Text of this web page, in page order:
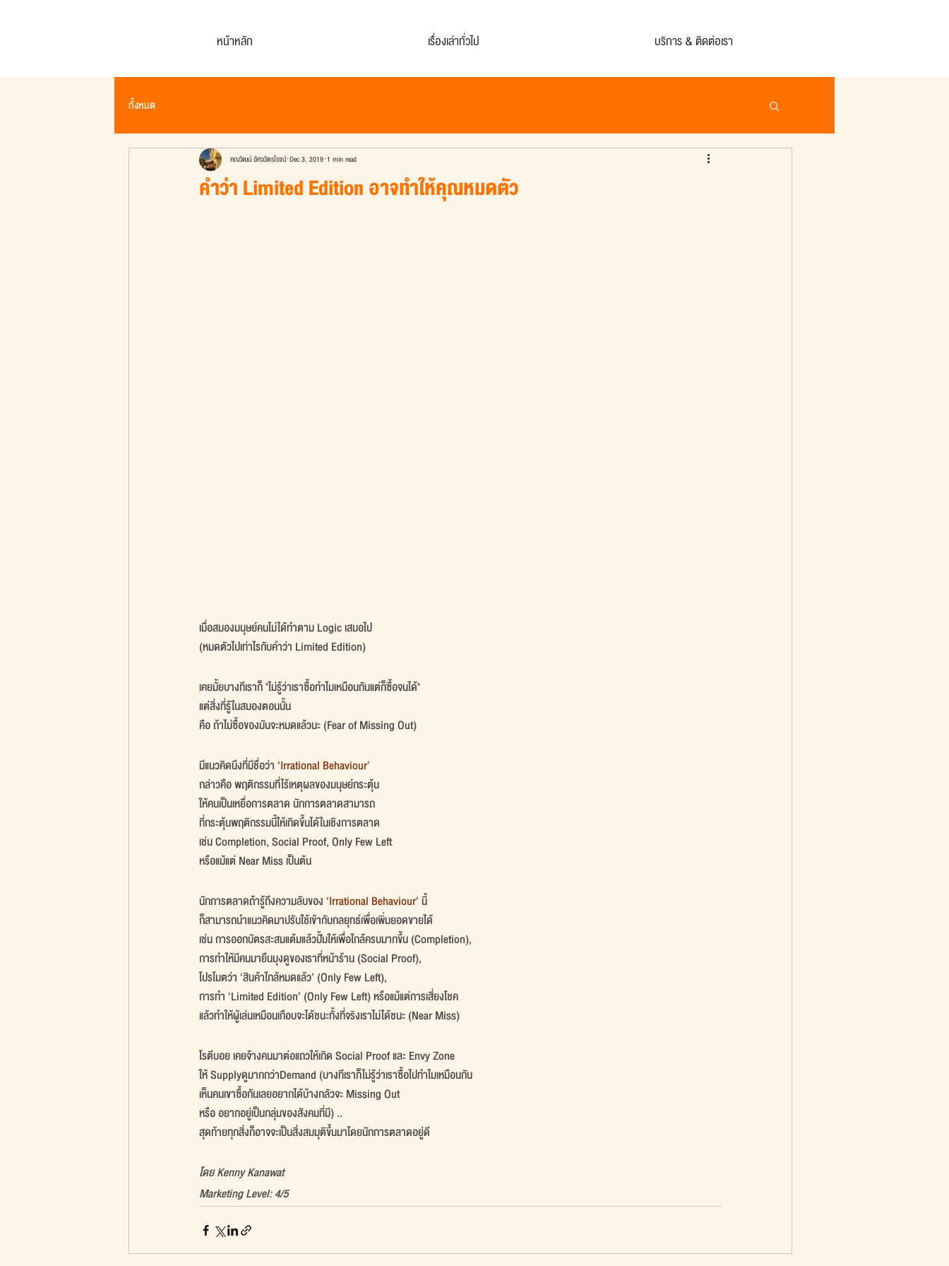
หน้าหลัก เรื่องเล่าทั่วไป บริการ & ติดต่อเรา
ทั้งหมด
คำว่า Limited Edition อาจทำให้คุณหมดตัว
คณวัฒน์ อัศวฉัตรโรจน์ Dec 3, 2019 1 min read
เมื่อสมองมนุษย์คนไม่ได้ทำตาม Logic เสมอไป
(หมดตัวไปเท่าไรกับคำว่า Limited Edition)
เคยมั้ยบางทีเราก็ "ไม่รู้ว่าเราซื้อทำไมเหมือนกันแต่ก็ซื้อจนได้"
แต่สิ่งที่รู้ในสมองตอนนั้น
คือ ถ้าไม่ซื้อของมันจะหมดแล้วนะ (Fear of Missing Out)
มีแนวคิดนึงที่มีชื่อว่า ‘Irrational Behaviour’
กล่าวคือ พฤติกรรมที่ไร้เหตุผลของมนุษย์กระตุ้น
ให้คนเป็นเหยื่อการตลาด นักการตลาดสามารถ
ที่กระตุ้นพฤติกรรมนี้ให้เกิดขึ้นได้ในเชิงการตลาด
เช่น Completion, Social Proof, Only Few Left
หรือแม้แต่ Near Miss เป็นต้น
นักการตลาดถ้ารู้ถึงความลับของ ‘Irrational Behaviour’ นี้
ก็สามารถนำแนวคิดมาปรับใช้เข้ากับกลยุทธ์เพื่อเพิ่มยอดขายได้
เช่น การออกบัตรสะสมแต้มแล้วปั้มให้เพื่อใกล้ครบมากขึ้น (Completion),
การทำให้มีคนมายืนมุงดูของเราที่หน้าร้าน (Social Proof),
โปรโมตว่า ‘สินค้าใกล้หมดแล้ว’ (Only Few Left),
การทำ ‘Limited Edition’ (Only Few Left) หรือแม้แต่การเสี่ยงโชค
แล้วทำให้ผู้เล่นเหมือนเกือบจะได้ชนะทั้งที่จริงเราไม่ได้ชนะ (Near Miss)
โรตีบอย เคยจ้างคนมาต่อแถวให้เกิด Social Proof และ Envy Zone
ให้ Supplyดูมากกว่าDemand (บางทีเราก็ไม่รู้ว่าเราซื้อไปทำไมเหมือนกัน
เห็นคนเขาซื้อกันเลยอยากได้บ้างกลัวจะ Missing Out
หรือ อยากอยู่เป็นกลุ่มของสังคมที่มี) ..
สุดท้ายทุกสิ่งก็อาจจะเป็นสิ่งสมมุติขึ้นมาโดยนักการตลาดอยู่ดี
โดย Kenny Kanawat
Marketing Level: 4/5